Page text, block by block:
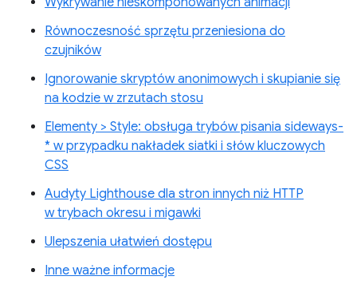
Równoczesność sprzętu przeniesiona do
czujników
Ignorowanie skryptów anonimowych i skupianie się
na kodzie w zrzutach stosu
Elementy > Style: obsługa trybów pisania sideways-
* w przypadku nakładek siatki i słów kluczowych
CSS
Audyty Lighthouse dla stron innych niż HTTP
w trybach okresu i migawki
Ulepszenia ułatwień dostępu
Inne ważne informacje